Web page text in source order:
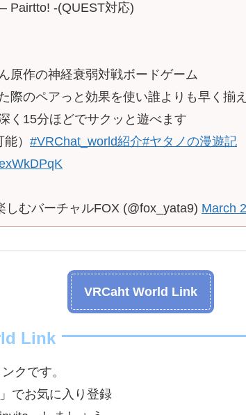
Pairttoǃ -(QUEST対応)
原作の神経衰弱対戦ボードゲーム
際のペアっと効果を使い誰よりも早く揃
く15分ほどでサクッと遊べます
） #VRChat_world紹介#ヤタノの漫遊記
むバーチャルFOX (@fox_yata9) March
VRCaht World Link
Link
クです。
でお気に入り登録